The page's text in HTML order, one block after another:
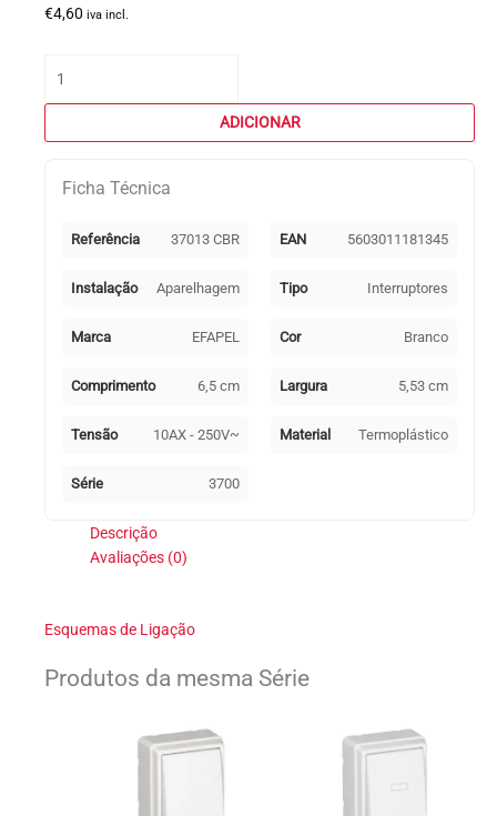
€4,60 iva incl.
com
Branco
ADICIONAR
Ficha Técnica
Referência 37013 CBR EAN 5603011181345
Instalação Aparelhagem Tipo Interruptores
Marca EFAPEL Cor Branco
Comprimento 6,5 cm Largura 5,53 cm
Tensão 10AX - 250V~ Material Termoplástico
Série 3700
Descrição
Avaliações (0)
Esquemas de Ligação
Produtos da mesma Série